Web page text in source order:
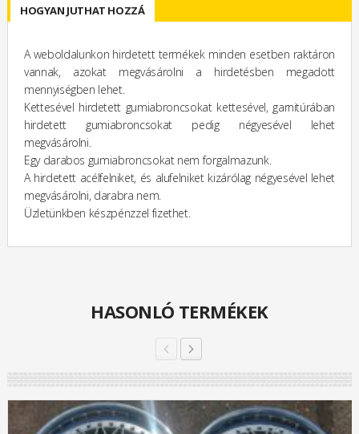
HOGYAN JUTHAT HOZZÁ
A weboldalunkon hirdetett termékek minden esetben raktáron
vannak, azokat megvásárolni a hirdetésben megadott
mennyiségben lehet.
Kettesével hirdetett gumiabroncsokat kettesével, garnitúrában
hirdetett gumiabroncsokat pedig négyesével lehet
megvásárolni.
Egy darabos gumiabroncsokat nem forgalmazunk.
A hirdetett acélfelniket, és alufelniket kizárólag négyesével lehet
megvásárolni, darabra nem.
Üzletünkben készpénzzel fizethet.
HASONLÓ TERMÉKEK